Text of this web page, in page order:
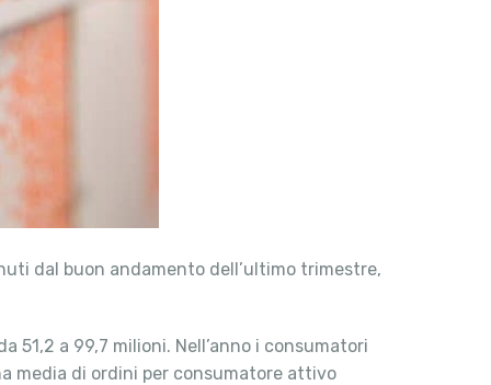
dal buon andamento dell’ultimo trimestre,
51,2 a 99,7 milioni. Nell’anno i consumatori
media di ordini per consumatore attivo